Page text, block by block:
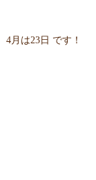
4月は23日 です！